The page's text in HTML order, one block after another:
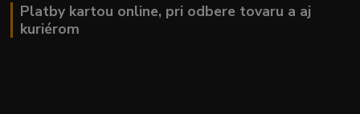
Platby kartou online, pri odbere tovaru a aj
kuriérom